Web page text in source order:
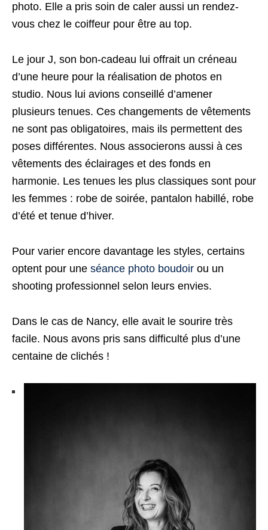
photo. Elle a pris soin de caler aussi un rendez-
vous chez le coiffeur pour être au top.
Le jour J, son bon-cadeau lui offrait un créneau
d’une heure pour la réalisation de photos en
studio. Nous lui avions conseillé d’amener
plusieurs tenues. Ces changements de vêtements
ne sont pas obligatoires, mais ils permettent des
poses différentes. Nous associerons aussi à ces
vêtements des éclairages et des fonds en
harmonie. Les tenues les plus classiques sont pour
les femmes : robe de soirée, pantalon habillé, robe
d’été et tenue d’hiver.
Pour varier encore davantage les styles, certains
optent pour une séance photo boudoir ou un
shooting professionnel selon leurs envies.
Dans le cas de Nancy, elle avait le sourire très
facile. Nous avons pris sans difficulté plus d’une
centaine de clichés !